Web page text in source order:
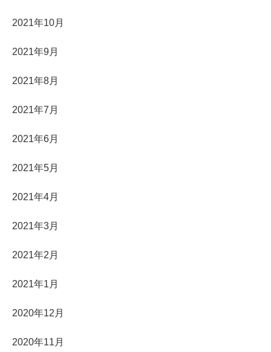
2021年10月
2021年9月
2021年8月
2021年7月
2021年6月
2021年5月
2021年4月
2021年3月
2021年2月
2021年1月
2020年12月
2020年11月